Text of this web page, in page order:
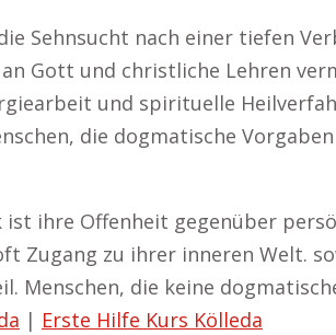
Sehnsucht nach einer tiefen
Gott und christliche Lehren
und spirituelle
die dogmatische
ihre Offenheit gegenüber
Zugang zu ihrer inneren Welt.
Menschen, die keine
| Erste Hilfe Kurs Kölleda